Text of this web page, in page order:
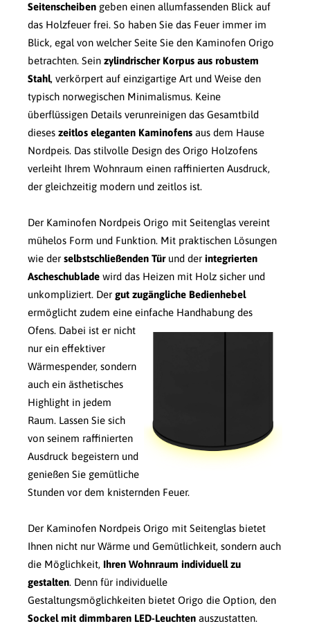
Seitenscheiben geben einen allumfassenden Blick auf
das Holzfeuer frei. So haben Sie das Feuer immer im
Blick, egal von welcher Seite Sie den Kaminofen Origo
betrachten. Sein zylindrischer Korpus aus robustem
Stahl, verkörpert auf einzigartige Art und Weise den
typisch norwegischen Minimalismus. Keine
überflüssigen Details verunreinigen das Gesamtbild
dieses zeitlos eleganten Kaminofens aus dem Hause
Nordpeis. Das stilvolle Design des Origo Holzofens
verleiht Ihrem Wohnraum einen raffinierten Ausdruck,
der gleichzeitig modern und zeitlos ist.
Der Kaminofen Nordpeis Origo mit Seitenglas vereint
mühelos Form und Funktion. Mit praktischen Lösungen
wie der selbstschließenden Türund der integrierten
Ascheschublade wird das Heizen mit Holz sicher und
unkompliziert. Der gut zugängliche Bedienhebel
ermöglicht zudem eine einfache Handhabung des
Ofens. Dabei ist er nicht
nur ein effektiver
Wärmespender, sondern
auch ein ästhetisches
Highlight in jedem
Raum. Lassen Sie sich
von seinem raffinierten
Ausdruck begeistern und
genießen Sie gemütliche
Stunden vor dem knisternden Feuer.
Der Kaminofen Nordpeis Origo mit Seitenglas bietet
Ihnen nicht nur Wärme und Gemütlichkeit, sondern auch
die Möglichkeit, Ihren Wohnraum individuell zu
gestalten. Denn für individuelle
Gestaltungsmöglichkeiten bietet Origo die Option, den
Sockel mit dimmbaren LED-Leuchten auszustatten.